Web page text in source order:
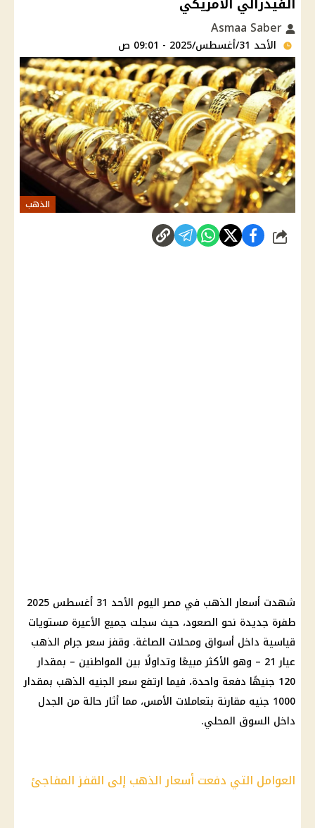
الأحد 31/أغسطس/2025 - 09:01 ص
الذهب
شارك
شهدت أسعار الذهب في مصر اليوم
الأحد 31 أغسطس 2025
طفرة جديدة نحو الصعود، حيث سجلت جميع الأعيرة مستويات
قياسية داخل أسواق ومحلات الصاغة. وقفزسعر جرام الذهب
عيار 21
– وهو الأكثر مبيعًا وتداولًا بين المواطنين – بمقدار
120 جنيهًا دفعة واحدة، فيما ارتفع
سعر الجنيه الذهب بمقدار
1000 جنيه مقارنة بتعاملات الأمس، مما أثار حالة من الجدل
داخل السوق المحلي.
العوامل التي دفعت أسعار الذهب إلى القفز المفاجئ